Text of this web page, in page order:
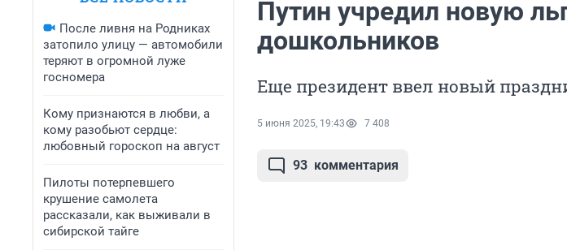
После ливня на Родниках
затопило улицу — автомобили
теряют в огромной луже
госномера
Кому признаются в любви, а
кому разобьют сердце:
любовный гороскоп на август
Пилоты потерпевшего
крушение самолета
рассказали, как выживали в
сибирской тайге
Путин учредил новую
дошкольников
Еще президент ввел новый
5 июня 2025, 19:43 7 408
93 комментария